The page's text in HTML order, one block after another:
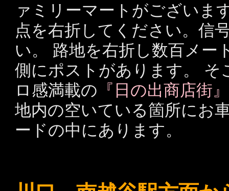
ァミリーマートがございま
点を右折してください。信
い。 路地を右折し数百メー
側にポストがあります。 そ
ロ感満載の 『日の出商店街』
地内の空いている箇所にお
ードの中にあります。